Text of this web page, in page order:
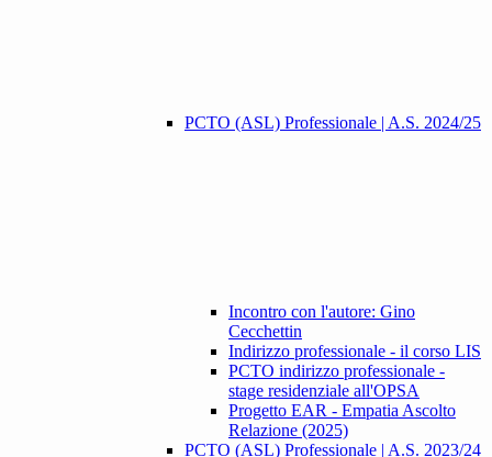
PCTO (ASL) Professionale | A.S. 2024/25
Incontro con l'autore: Gino
Cecchettin
Indirizzo professionale - il corso LIS
PCTO indirizzo professionale -
stage residenziale all'OPSA
Progetto EAR - Empatia Ascolto
Relazione (2025)
PCTO (ASL) Professionale | A.S. 2023/24